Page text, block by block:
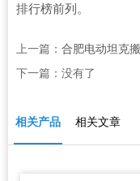
排行榜前列。
上一篇： 合肥电动坦克
下一篇：没有了
相关产品 相关文章